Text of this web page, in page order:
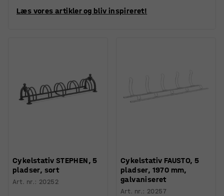
Læs vores artikler og bliv inspireret!
Cykelstativ STEPHEN, 5
pladser, sort
Art. nr.: 20252
Cykelstativ FAUSTO, 5
pladser, 1970 mm,
galvaniseret
Art. nr.: 20257